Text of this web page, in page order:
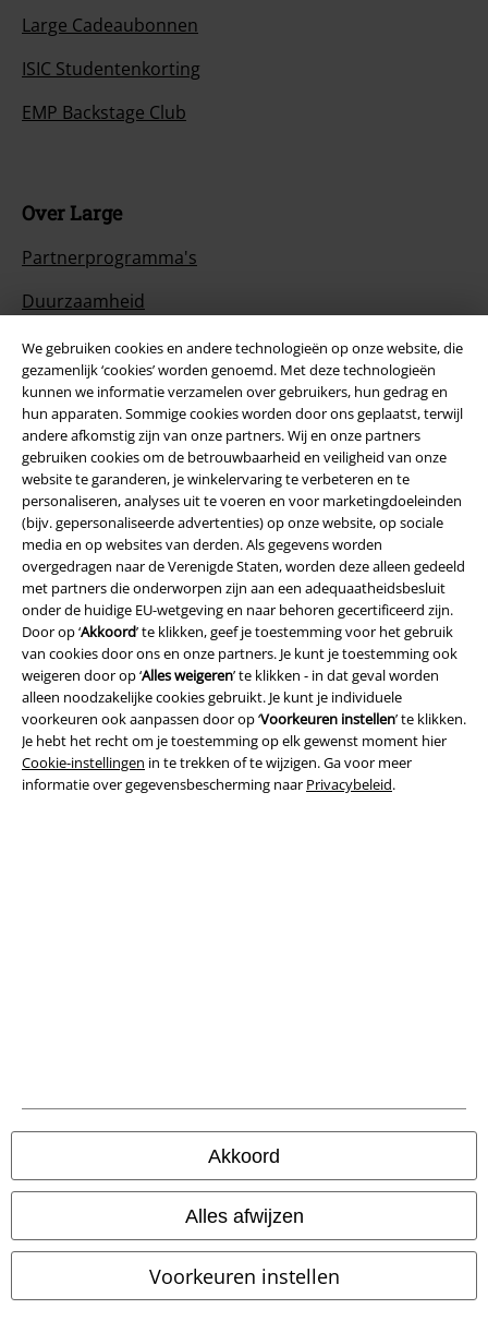
We gebruiken cookies en andere technologieën op onze website, die
gezamenlijk ‘cookies’ worden genoemd. Met deze technologieën
kunnen we informatie verzamelen over gebruikers, hun gedrag en
hun apparaten. Sommige cookies worden door ons geplaatst, terwijl
andere afkomstig zijn van onze partners. Wij en onze partners
gebruiken cookies om de betrouwbaarheid en veiligheid van onze
website te garanderen, je winkelervaring te verbeteren en te
personaliseren, analyses uit te voeren en voor marketingdoeleinden
(bijv. gepersonaliseerde advertenties) op onze website, op sociale
media en op websites van derden. Als gegevens worden
overgedragen naar de Verenigde Staten, worden deze alleen gedeeld
met partners die onderworpen zijn aan een adequaatheidsbesluit
onder de huidige EU-wetgeving en naar behoren gecertificeerd zijn.
Door op ‘Akkoord’ te klikken, geef je toestemming voor het gebruik
van cookies door ons en onze partners. Je kunt je toestemming ook
weigeren door op ‘Alles weigeren’ te klikken - in dat geval worden
alleen noodzakelijke cookies gebruikt. Je kunt je individuele
voorkeuren ook aanpassen door op ‘Voorkeuren instellen’ te klikken.
Je hebt het recht om je toestemming op elk gewenst moment hier
Cookie-instellingen in te trekken of te wijzigen. Ga voor meer
informatie over gegevensbescherming naar Privacybeleid.
Akkoord
Alles afwijzen
Voorkeuren instellen
Large Cadeaubonnen
ISIC Studentenkorting
EMP Backstage Club
Over Large
Partnerprogramma's
Duurzaamheid
Maak deel uit van de community!
Betaalmethodes
A Warner Music Group Company